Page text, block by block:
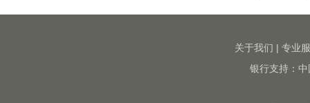
关于我们 | 专业
银行支持：